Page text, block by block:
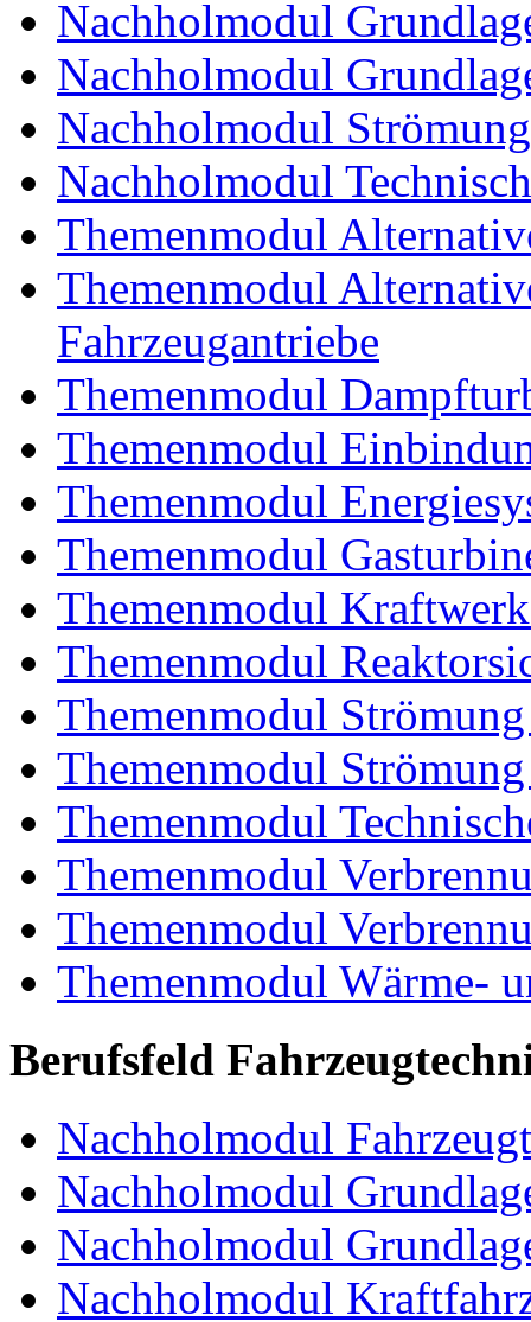
Nachholmodul
Nachholmodul
Nachholmodul
Nachholmodul
Themenmodul
Themenmodul
Fahrzeugantriebe
Themenmodul
Themenmodul
Themenmodul
Themenmodul
Themenmodul
Themenmodul
Themenmodul
Themenmodul
Themenmodul
Themenmodul
Themenmodul
Themenmodul Wärme-
Berufsfeld
Nachholmodul
Nachholmodul
Nachholmodul
Nachholmodul